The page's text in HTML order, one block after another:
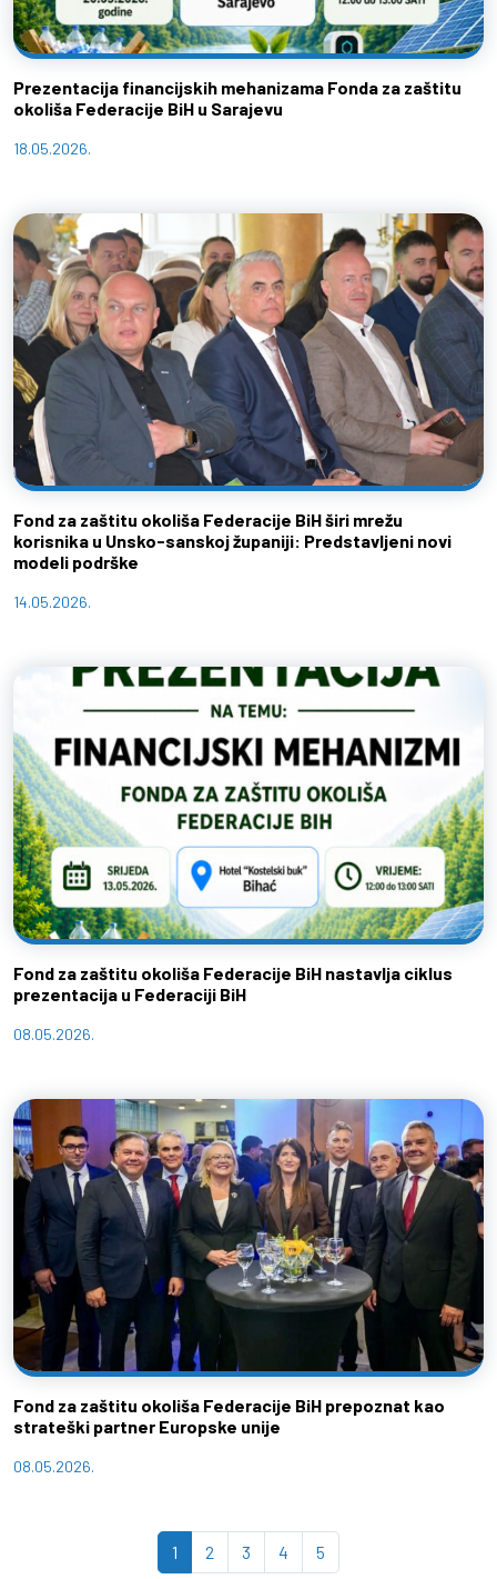
Prezentacija financijskih mehanizama Fonda za zaštitu
okoliša Federacije BiH u Sarajevu
18.05.2026.
Fond za zaštitu okoliša Federacije BiH širi mrežu
korisnika u Unsko-sanskoj županiji: Predstavljeni novi
modeli podrške
14.05.2026.
Fond za zaštitu okoliša Federacije BiH nastavlja ciklus
prezentacija u Federaciji BiH
08.05.2026.
Fond za zaštitu okoliša Federacije BiH prepoznat kao
strateški partner Europske unije
08.05.2026.
Current Page
1 Page
2 Page
3 Page
4 Page
5